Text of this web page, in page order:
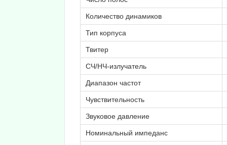
Количество динамиков
Тип корпуса
Твитер
СЧ/НЧ-излучатель
Диапазон частот
Чувствительность
Звуковое давление
Номинальный импеданс